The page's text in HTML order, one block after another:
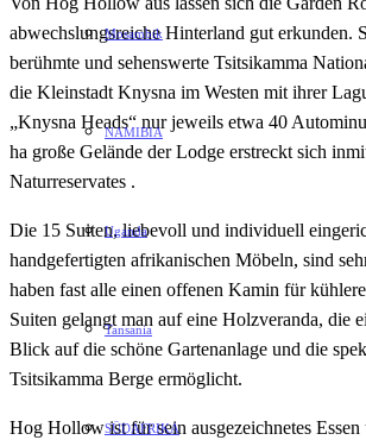
Mosambik
NAMIBIA
Uganda
Tansania
SÜDAFRIKA
abwechslungsreiche Hinterland gut erkunden.
berühmte und sehenswerte Tsitsikamma
die Kleinstadt Knysna im Westen mit ihrer
„Knysna Heads“ nur jeweils etwa 40
ha große Gelände der Lodge erstreckt sich
Naturreservates .
Die 15 Suiten, liebevoll und individuell
handgefertigten afrikanischen Möbeln, sind
haben fast alle einen offenen Kamin für
Suiten gelangt man auf eine Holzveranda, die
Blick auf die schöne Gartenanlage und die
Tsitsikamma Berge ermöglicht.
Hog Hollow ist für sein ausgezeichnetes Essen